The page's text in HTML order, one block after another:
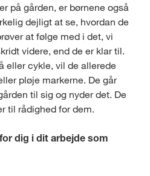
på gården, er børnene også
dejligt at se, hvordan de
at følge med i det, vi
videre, end de er klar til.
eller cykle, vil de allerede
pløje markerne. De går
til sig og nyder det. De
til rådighed for dem.
dig i dit arbejde som